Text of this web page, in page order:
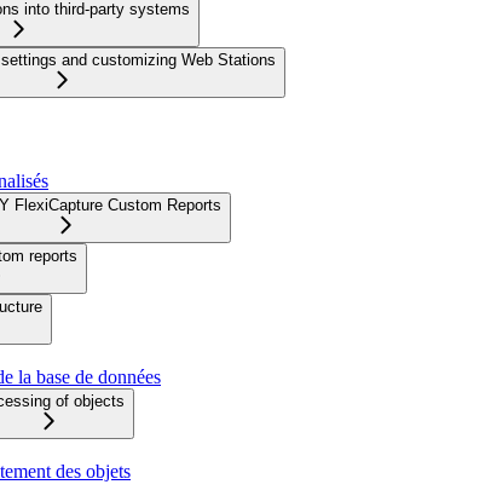
into third-party systems
and customizing Web Stations
FlexiCapture Custom Reports
reports
la base de données
of objects
des objets